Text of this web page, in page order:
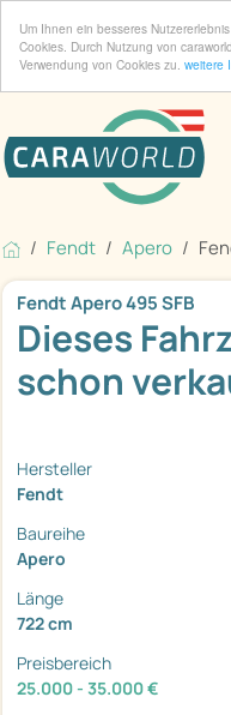
Um Ihnen ein besseres
Cookies. Durch Nutzung von
Verwendung von Cookies zu. weitere
Fendt Apero
Fendt Apero 495 SFB
Dieses
schon
Hersteller
Fendt
Baureihe
Apero
Länge
722 cm
Preisbereich
25.000 - 35.000 €